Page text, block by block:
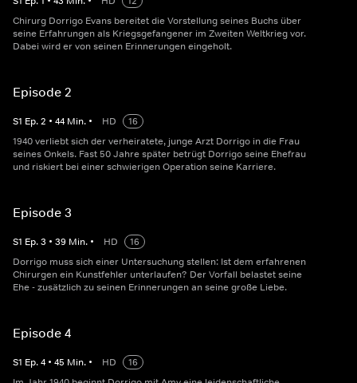
Chirurg Dorrigo Evans bereitet die Vorstellung seines Buchs über
seine Erfahrungen als Kriegsgefangener im Zweiten Weltkrieg vor.
Dabei wird er von seinen Erinnerungen eingeholt.
Episode 2
S1 Ep.2 • 44 Min. • HD
16
1940 verliebt sich der verheiratete, junge Arzt Dorrigo in die Frau
seines Onkels. Fast 50 Jahre später betrügt Dorrigo seine Ehefrau
und riskiert bei einer schwierigen Operation seine Karriere.
Episode 3
S1 Ep.3 • 39 Min. • HD
16
Dorrigo muss sich einer Untersuchung stellen: Ist dem erfahrenen
Chirurgen ein Kunstfehler unterlaufen? Der Vorfall belastet seine
Ehe - zusätzlich zu seinen Erinnerungen an seine große Liebe.
Episode 4
S1 Ep.4 • 45 Min. • HD
16